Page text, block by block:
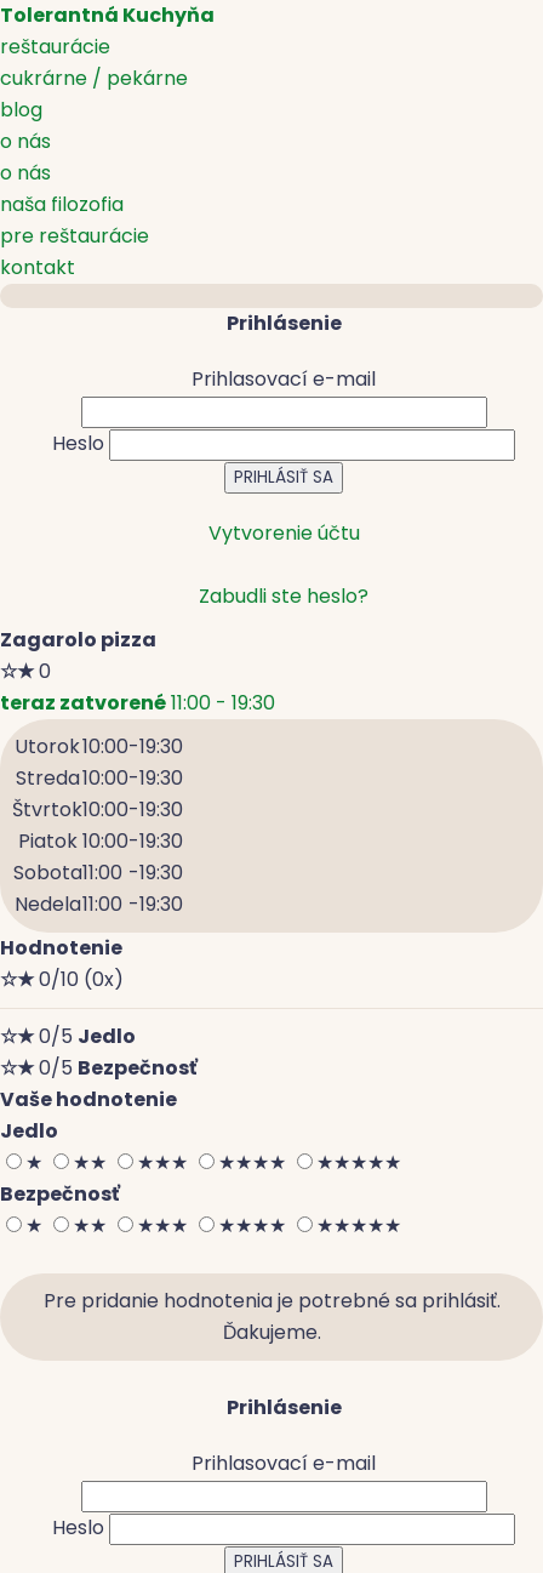
Tolerantná Kuchyňa
reštaurácie
cukrárne / pekárne
blog
o nás
o nás
naša filozofia
pre reštaurácie
kontakt
Prihlásenie
Prihlasovací e-mail
Heslo
Vytvorenie účtu
Zabudli ste heslo?
Zagarolo pizza
☆★0
teraz zatvorené11:00 - 19:30
Utorok10:00-19:30
Streda10:00-19:30
Štvrtok10:00-19:30
Piatok10:00-19:30
Sobota11:00 -19:30
Nedela11:00 -19:30
Hodnotenie
☆★0/10 (0x)
☆★0/5 Jedlo
☆★0/5 Bezpečnosť
Vaše hodnotenie
Jedlo
★
★★ ★★★ ★★★★ ★★★★★
Bezpečnosť
★
★★ ★★★ ★★★★ ★★★★★
Pre pridanie hodnotenia je potrebné sa prihlásiť.
Ďakujeme.
Prihlásenie
Prihlasovací e-mail
Heslo